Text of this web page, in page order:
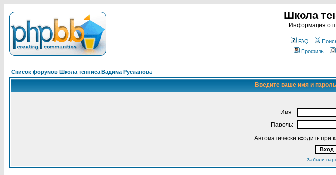
Школа
Информация о
FAQ
Профиль
Список форумов Школа тенниса Вадима Русланова
Введите ваше имя и
Имя:
Пароль:
Автоматически входить при
Забыли